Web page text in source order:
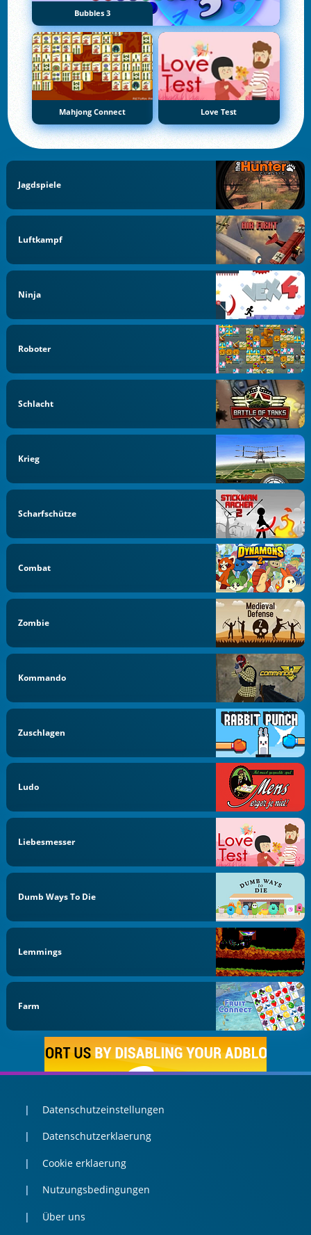
Bubbles 3
Mahjong Connect Love Test
Jagdspiele
Luftkampf
Ninja
Roboter
Schlacht
Krieg
Scharfschütze
Combat
Zombie
Kommando
Zuschlagen
Ludo
Liebesmesser
Dumb Ways To Die
Lemmings
Farm
Datenschutzeinstellungen
Datenschutzerklaerung
Cookie erklaerung
Nutzungsbedingungen
Über uns